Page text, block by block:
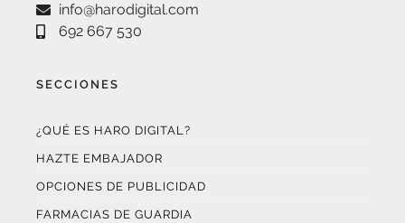
info@harodigital.com
692 667 530
SECCIONES
¿QUÉ ES HARO DIGITAL?
HAZTE EMBAJADOR
OPCIONES DE PUBLICIDAD
FARMACIAS DE GUARDIA